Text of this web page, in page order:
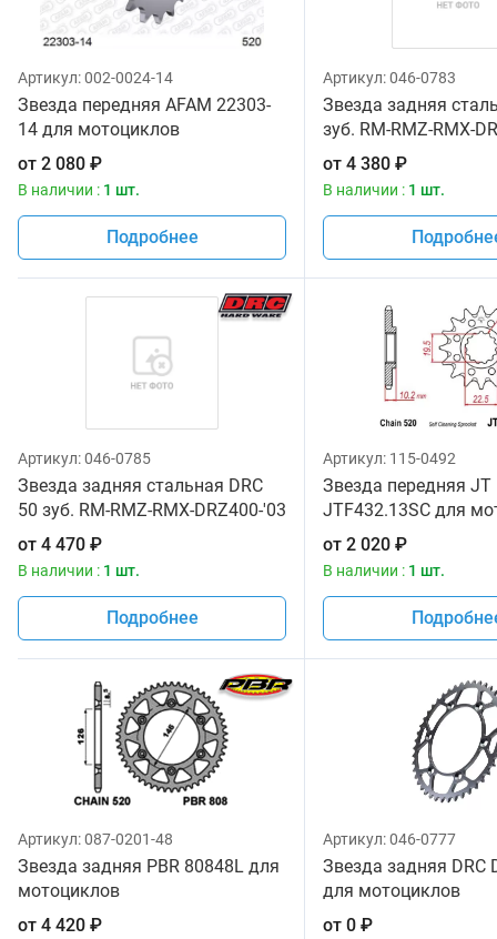
Артикул:002-0024-14
Звезда передняя AFAM 22303-
14 для мотоциклов
от 2 080 ₽
В наличии : 1 шт.
Подробнее
Артикул:046-0783
Звезда задняя
зуб. RM-RMZ-RMX-
от 4 380 ₽
В наличии : 1 шт.
Артикул:046-0785
Звезда задняя стальная DRC
50 зуб. RM-RMZ-RMX-DRZ400-'03
от 4 470 ₽
В наличии : 1 шт.
Подробнее
Артикул: 115-0492
Звезда передняя JT
JTF432.13SC для
от 2 020 ₽
В наличии : 1 шт.
Артикул:087-0201-48
Звезда задняя PBR 80848L для
мотоциклов
от 4 420 ₽
Артикул:046-0777
Звезда задняя DRC
для мотоциклов
от 0 ₽